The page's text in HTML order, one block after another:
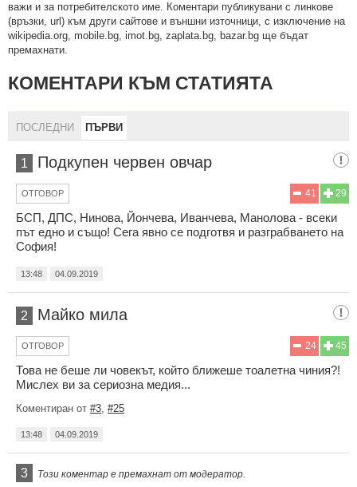
важи и за потребителското име. Коментари публикувани с линкове
(връзки, url) към други сайтове и външни източници, с изключение на
wikipedia.org, mobile.bg, imot.bg, zaplata.bg, bazar.bg ще бъдат
премахнати.
КОМЕНТАРИ КЪМ СТАТИЯТА
ПОСЛЕДНИ ПЪРВИ
1 Подкупен червен овчар
29
41
ОТГОВОР
БСП, ДПС, Нинова, Йончева, Иванчева, Манолова - всеки
път едно и също! Сега явно се подготвя и разграбването на
София!
13:48 04.09.2019
2 Майко мила
45
24
ОТГОВОР
Това не беше ли човекът, който ближеше тоалетна чиния?!
Мислех ви за сериозна медия...
Коментиран от #3 #25
13:48 04.09.2019
3 Този коментар е премахнат от модератор.